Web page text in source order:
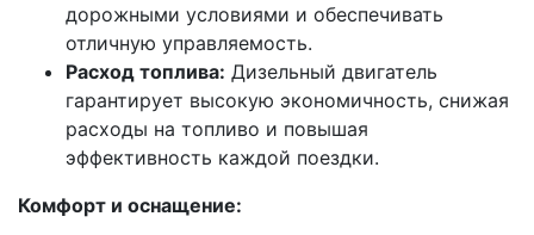
дорожными условиями и обеспечивать
отличную управляемость.
Расход топлива: Дизельный двигатель
гарантирует высокую экономичность, снижая
расходы на топливо и повышая
эффективность каждой поездки.
Комфорт и оснащение: